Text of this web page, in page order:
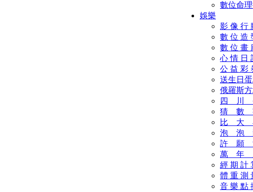
數位命
娛樂
影 像 行
數 位 造
數 位 畫
心 情 日
公 益 彩
送生日
俄羅斯
四 川
猜 數
比 大
泡 泡
許 願
萬 年
經 期 計
體 重 測
音 樂 點